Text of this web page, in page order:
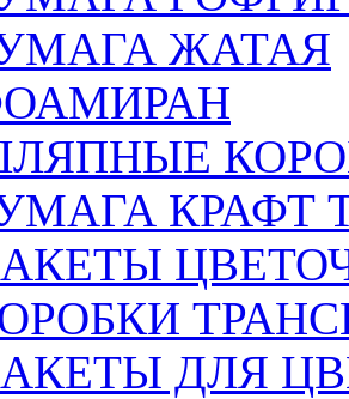
ЖАТАЯ
КРАФТ
ДЛЯ